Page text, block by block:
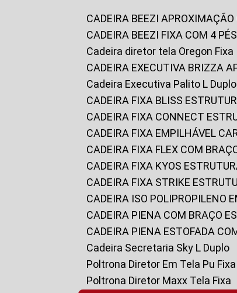
CADEIRA BEEZI
CADEIRA BEEZI FIXA COM 4
Cadeira diretor tela Oregon Fixa
CADEIRA EXECUTIVA BRIZZA
Cadeira Executiva Palito L Duplo
CADEIRA FIXA BLISS
CADEIRA FIXA CONNECT
CADEIRA FIXA EMPILHÁVEL
CADEIRA FIXA FLEX COM
CADEIRA FIXA KYOS
CADEIRA FIXA STRIKE
CADEIRA ISO POLIPROPILENO
CADEIRA PIENA COM BRAÇO
CADEIRA PIENA ESTOFADA
Cadeira Secretaria Sky L Duplo
Poltrona Diretor Em Tela Pu Fixa
Poltrona Diretor Maxx Tela Fixa